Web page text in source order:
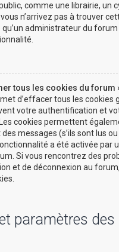
comme une librairie, un
n’arrivez pas à trouver
qu’un administrateur du
tous les cookies du forum
d’effacer tous les cookies
votre authentification et
cookies permettent
messages (s’ils sont lus
a été activée par
Si vous rencontrez des
et de déconnexion au
paramètres des